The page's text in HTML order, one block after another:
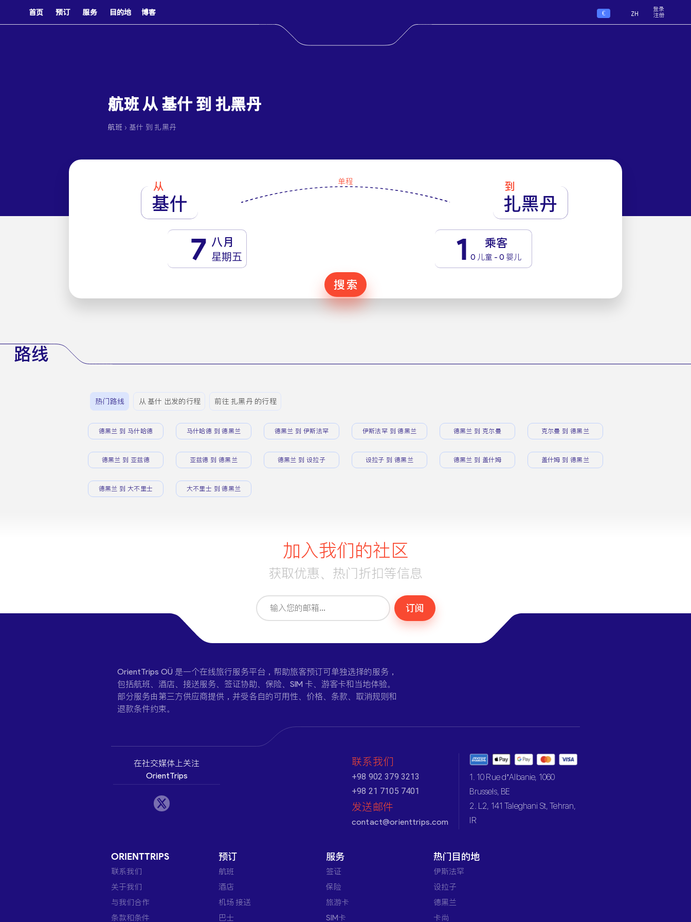
首页 预订 服务 目的地 博客 € ZH
登录
注册
航班 从 基什 到 扎黑丹
航班 › 基什 到 扎黑丹
从
基什
单程 到
扎黑丹
7 八月
星期五 1 乘客
0 儿童 - 0 婴儿
搜索
路线
热门路线 从 基什 出发的行程 前往 扎黑丹 的行程
德黑兰 到 马什哈德 马什哈德 到 德黑兰 德黑兰 到 伊斯法罕 伊斯法罕 到 德黑兰 德黑兰 到 克尔曼 克尔曼 到 德黑兰
德黑兰 到 亚兹德 亚兹德 到 德黑兰 德黑兰 到 设拉子 设拉子 到 德黑兰 德黑兰 到 盖什姆 盖什姆 到 德黑兰
德黑兰 到 大不里士 大不里士 到 德黑兰
加入我们的社区
获取优惠、热门折扣等信息
订阅
OrientTrips OÜ 是一个在线旅行服务平台，帮助旅客预订可单独选择的服务，
包括航班、酒店、接送服务、签证协助、保险、SIM 卡、游客卡和当地体验。
部分服务由第三方供应商提供，并受各自的可用性、价格、条款、取消规则和
退款条件约束。
在社交媒体上关注
OrientTrips
联系我们
+98 902 379 3213
+98 21 7105 7401
发送邮件
contact@orienttrips.com
1. 10 Rue d’Albanie, 1060
Brussels, BE
2. L2, 141 Taleghani St, Tehran,
IR
ORIENTTRIPS
联系我们
关于我们
与我们合作
条款和条件
预订
航班
酒店
机场 接送
巴士
服务
签证
保险
旅游卡
SIM卡
热门目的地
伊斯法罕
设拉子
德黑兰
卡尚